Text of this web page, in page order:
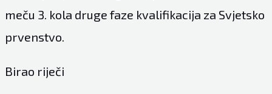
meču 3. kola druge faze kvalifikacija za Svjetsko
prvenstvo.
Birao riječi